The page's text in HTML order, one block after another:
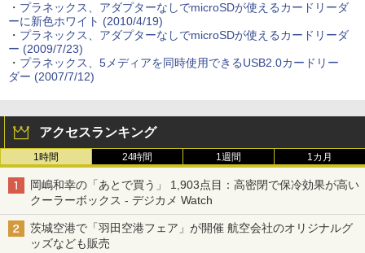
・ プラネックス、アダプターなしでmicroSDが使えるカードリーダ
ーに新色ホワイト (2010/4/19)
・ プラネックス、アダプターなしでmicroSDが使えるカードリーダ
ー (2009/7/23)
・ プラネックス、5メディアを同時使用できるUSB2.0カードリー
ダー (2007/7/12)
アクセスランキング
1時間 24時間 1週間 1カ月
岡嶋和幸の「あとで買う」 1,903点目：高密閉で保冷効果が高い
クーラーボックス - デジカメ Watch
茨城空港で「羽田空港フェア」が開催 航空会社のオリジナルグ
ッズなども販売